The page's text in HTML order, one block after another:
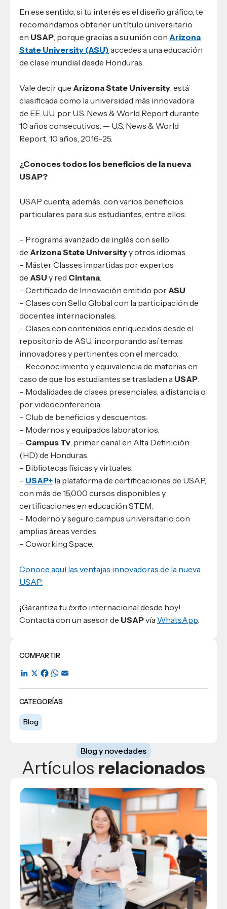
COMPARTIR
LinkedIn
X Facebook
WhatsApp
CATEGORÍAS
Blog
En ese sentido, si tu interés es el diseño gráfico, te
recomendamos obtener un título universitario
en USAP , porque gracias a su unión con Arizona
State University (ASU) accedes a una educación
de clase mundial desde Honduras.
Vale decir que Arizona State University , está
clasificada como la universidad más innovadora
de EE. UU. por U.S. News & World Report durante
10 años consecutivos. — U.S. News & World
Report, 10 años, 2016-25.
¿Conoces todos los beneficios de la nueva
USAP?
USAP cuenta, además, con varios beneficios
particulares para sus estudiantes, entre ellos:
– Programa avanzado de inglés con sello
de Arizona State Universityy otros idiomas.
– Máster Classes impartidas por expertos
de ASU y red Cintana.
– Certificado de Innovación emitido por ASU.
– Clases con Sello Global con la participación de
docentes internacionales.
– Clases con contenidos enriquecidos desde el
repositorio de ASU, incorporando así temas
innovadores y pertinentes con el mercado.
– Reconocimiento y equivalencia de materias en
caso de que los estudiantes se trasladen a USAP.
– Modalidades de clases presenciales, a distancia o
por videoconferencia.
– Club de beneficios y descuentos.
– Modernos y equipados laboratorios.
– Campus Tv, primer canal en Alta Definición
(HD) de Honduras.
– Bibliotecas físicas y virtuales.
– USAP+ la plataforma de certificaciones de USAP,
con más de 15,000 cursos disponibles y
certificaciones en educación STEM.
– Moderno y seguro campus universitario con
amplias áreas verdes.
– Coworking Space.
Conoce aquí las ventajas innovadoras de la nueva
USAP.
¡Garantiza tu éxito internacional desde hoy!
Contacta con un asesor de USAPvía WhatsApp
Blog y novedades
Artículos relacionados
Blog